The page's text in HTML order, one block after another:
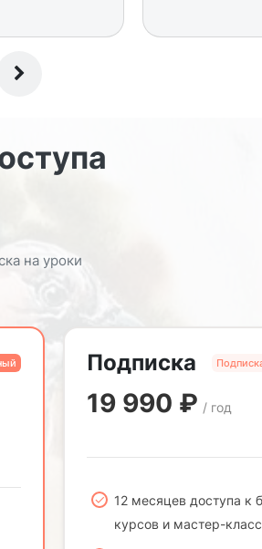
на уроки
Подписка
19 990 ₽ / год
12 месяцев доступа к
курсов и мастер-